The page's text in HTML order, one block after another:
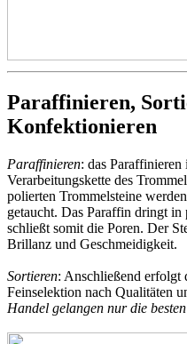
Paraffinieren,
Konfektionieren
Paraffinieren: das
Verarbeitungskette des
polierten Trommelsteine
getaucht. Das Paraffin dringt in
schließt somit die Poren. Der
Brillanz und Geschmeidigkeit.
Sortieren: Anschließend erfolgt
Feinselektion nach Qualitäten
Handel gelangen nur die